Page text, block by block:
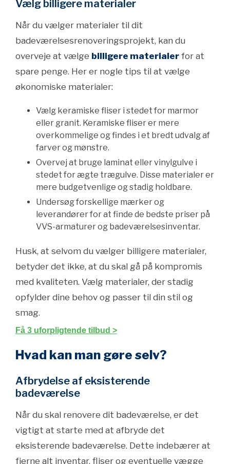
Vælg billigere materialer
Når du vælger materialer til dit
badeværelsesrenoveringsprojekt, kan du
overveje at vælge billigere materialer for at
spare penge. Her er nogle tips til at vælge
økonomiske materialer:
Vælg keramiske fliser i stedet for marmor
eller granit. Keramiske fliser er mere
overkommelige og findes i et bredt udvalg af
farver og mønstre.
Overvej at bruge laminat eller vinylgulve i
stedet for ægte trægulve. Disse materialer er
mere budgetvenlige og stadig holdbare.
Undersøg forskellige mærker og
leverandører for at finde de bedste priser på
VVS-armaturer og badeværelsesinventar.
Husk, at selvom du vælger billigere materialer,
betyder det ikke, at du skal gå på kompromis
med kvaliteten. Vælg materialer, der stadig
opfylder dine behov og passer til din stil og
smag.
Få 3 uforpligtende tilbud >
Hvad kan man gøre selv?
Afbrydelse af eksisterende
badeværelse
Når du skal renovere dit badeværelse, er det
vigtigt at starte med at afbryde det
eksisterende badeværelse. Dette indebærer at
fjerne alt inventar, fliser og eventuelle vægge